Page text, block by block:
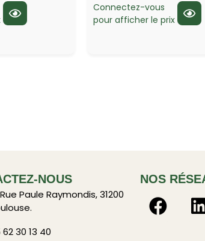
Connectez-vous
pour afficher le prix
NOUS
Paule Raymondis, 31200
30 13 40
NOS